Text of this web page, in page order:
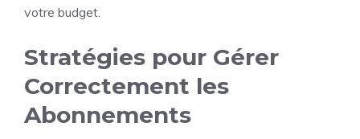
votre budget.
Stratégies pour Gérer
Correctement les
Abonnements